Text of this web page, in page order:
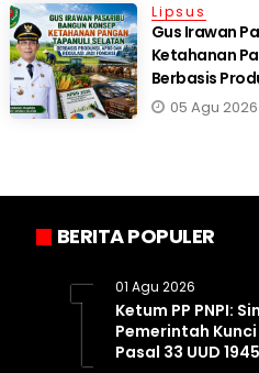
Lipsus
Gus Irawan
Ketahanan
Berbasis
Fondasi
05 Agu 2026
BERITA POPULER
1 01 Agu 2026
Ketum PP PNPI:
Pemerintah
Pasal 33 UUD 1945